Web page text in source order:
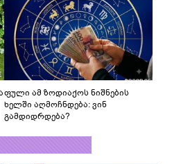
ფული ამ ზოდიაქოს ნიშნების
ხელში აღმოჩნდება: ვინ
გამდიდრდება?